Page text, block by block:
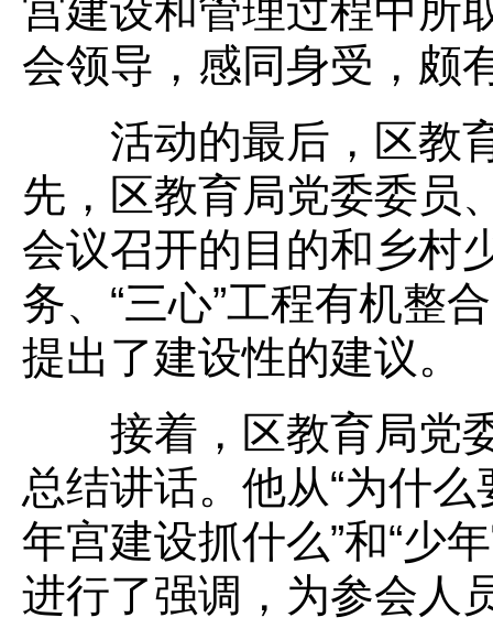
宫建设和管理过程中所
会领导，感同身受，颇
活动的最后，区教育
先，区教育局党委委员
会议召开的目的和乡村
务、“三心”工程有机整
提出了建设性的建议。
接着，区教育局党委
总结讲话。他从“为什
年宫建设抓什么”和“少
进行了强调，为参会人